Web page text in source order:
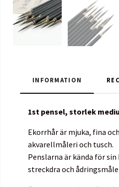
INFORMATION
1st pensel, storlek
Ekorrhår är mjuka, fina
akvarellmåleri och tusch.
Penslarna är kända för
streckdra och